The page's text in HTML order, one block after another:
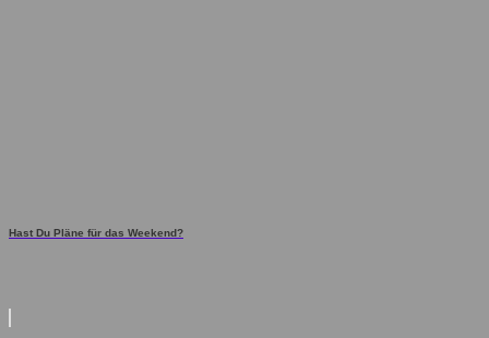
Hast Du Pläne für das Weekend?